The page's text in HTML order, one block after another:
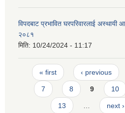
विपदबाट प्रभावित घरपरिवारलाई अस्थायी
२०८१
मिति: 10/24/2024 - 11:17
Pages
« first ‹ previous
7 8 9 10
13 next ›